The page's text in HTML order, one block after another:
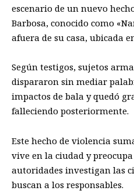
escenario de un nuevo
Barbosa, conocido como
afuera de su casa, ubicada
Según testigos, sujetos
dispararon sin mediar
impactos de bala y quedó
falleciendo posteriormente.
Este hecho de violencia
vive en la ciudad y
autoridades investigan las
buscan a los responsables.